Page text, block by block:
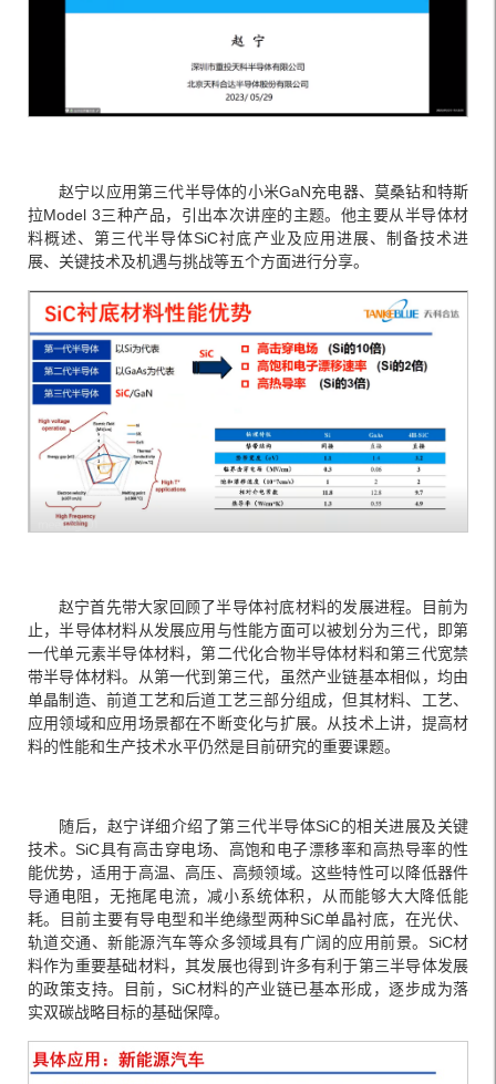
赵宁以应用第三代半导体的小米GaN充电器、莫桑钻和特斯
拉Model 3三种产品，引出本次讲座的主题。他主要从半导体材
料概述、第三代半导体SiC衬底产业及应用进展、制备技术进
展、关键技术及机遇与挑战等五个方面进行分享。
赵宁首先带大家回顾了半导体衬底材料的发展进程。目前为
止，半导体材料从发展应用与性能方面可以被划分为三代，即第
一代单元素半导体材料，第二代化合物半导体材料和第三代宽禁
带半导体材料。从第一代到第三代，虽然产业链基本相似，均由
单晶制造、前道工艺和后道工艺三部分组成，但其材料、工艺、
应用领域和应用场景都在不断变化与扩展。从技术上讲，提高材
料的性能和生产技术水平仍然是目前研究的重要课题。
随后，赵宁详细介绍了第三代半导体SiC的相关进展及关键
技术。SiC具有高击穿电场、高饱和电子漂移率和高热导率的性
能优势，适用于高温、高压、高频领域。这些特性可以降低器件
导通电阻，无拖尾电流，减小系统体积，从而能够大大降低能
耗。目前主要有导电型和半绝缘型两种SiC单晶衬底，在光伏、
轨道交通、新能源汽车等众多领域具有广阔的应用前景。SiC材
料作为重要基础材料，其发展也得到许多有利于第三半导体发展
的政策支持。目前，SiC材料的产业链已基本形成，逐步成为落
实双碳战略目标的基础保障。